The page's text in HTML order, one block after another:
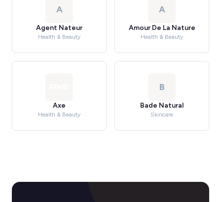
A
Agent Nateur
Health & Beauty
A
Amour De La Nature
Health & Beauty
Axe
Health & Beauty
B
Bade Natural
Skincare